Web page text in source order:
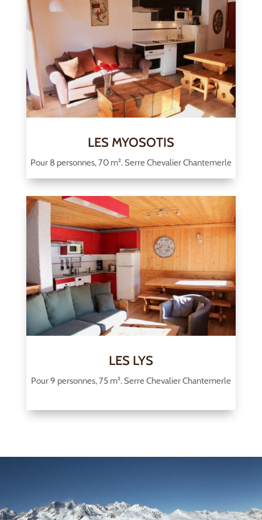
LES MYOSOTIS
Pour 8 personnes, 70 m². Serre Chevalier Chantemerle
LES LYS
Pour 9 personnes, 75 m². Serre Chevalier Chantemerle